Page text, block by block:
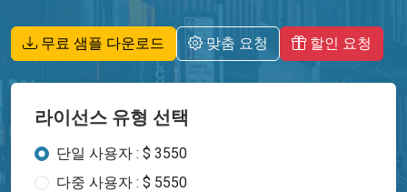
무료 샘플 다운로드 맞춤 요청 할인 요청
라이선스 유형 선택
단일 사용자 : $ 3550
다중 사용자 : $ 5550